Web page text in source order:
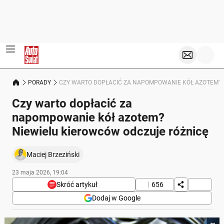
PORADY CZY WARTO DOPŁACIĆ ZA NAPOMPOWANIE KÓŁ
Czy warto dopłacić za
napompowanie kół azotem?
Niewielu kierowców odczuje różnicę
Maciej Brzeziński
23 maja 2026, 19:04
Skróć artykuł
656
Dodaj w Google